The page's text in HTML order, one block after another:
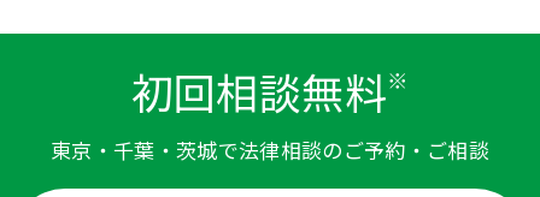
初回相談無料※
東京・千葉・茨城で法律相談のご予約・ご相談